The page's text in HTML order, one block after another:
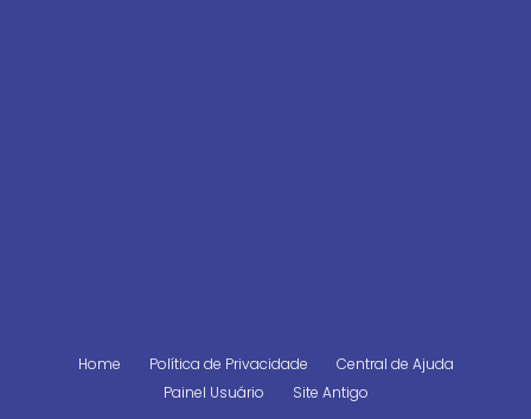
Home Política de Privacidade
Central de Ajuda
Painel Usuário
Site Antigo